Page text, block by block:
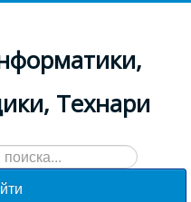
Технари